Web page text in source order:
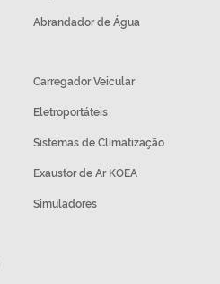
Abrandador de Água
Carregador Veicular
Eletroportáteis
Sistemas de Climatização
Exaustor de Ar KOEA
Simuladores